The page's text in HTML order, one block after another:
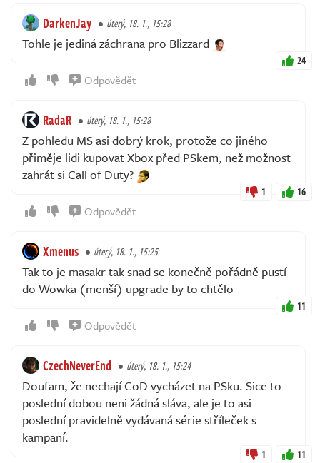
DarkenJay úterý, 18. 1., 15:28
Tohle je jediná záchrana pro Blizzard
24
Odpovědět
RadaR úterý, 18. 1., 15:28
Z pohledu MS asi dobrý krok, protože co jiného
přiměje lidi kupovat Xbox před PSkem, než možnost
zahrát si Call of Duty?
1 16
Odpovědět
Xmenus úterý, 18. 1., 15:25
Tak to je masakr tak snad se konečně pořádně pustí
do Wowka (menší) upgrade by to chtělo
11
Odpovědět
CzechNeverEnd úterý, 18. 1., 15:24
Doufam, že nechají CoD vycházet na PSku. Sice to
poslední dobou neni žádná sláva, ale je to asi
poslední pravidelně vydávaná série stříleček s
kampaní.
1 11